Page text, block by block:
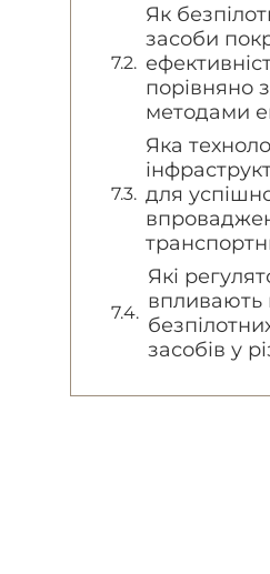
Як
засоби
порівняно
методами
Яка
для
Які
впливають
засобів у